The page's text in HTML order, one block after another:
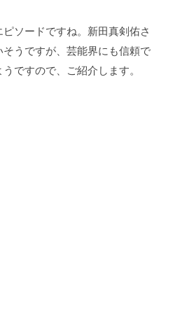
ソードですね。新田真剣佑さ
そうですが、芸能界にも信頼で
ですので、ご紹介します。